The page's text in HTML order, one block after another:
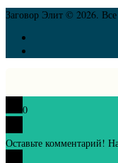
Заговор Элит © 2026.
0
Оставьте комментарий!